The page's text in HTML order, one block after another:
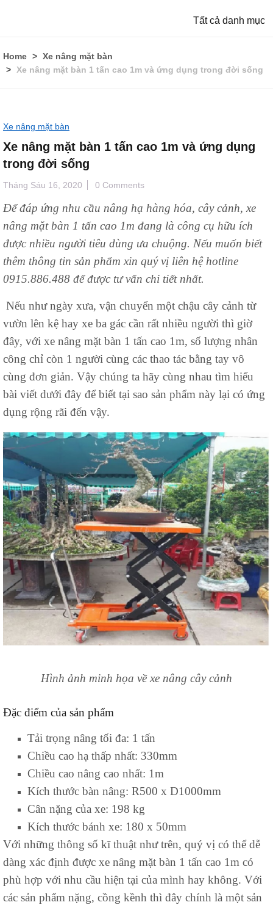
Tất cả danh mục
Home
Xe nâng mặt bàn
Xe nâng mặt bàn 1 tấn cao 1m và ứng dụng trong đời sống
Xe nâng mặt bàn
Xe nâng mặt bàn 1 tấn cao 1m và ứng dụng
trong đời sống
Tháng Sáu 16, 2020 0 Comments
Để đáp ứng nhu cầu nâng hạ hàng hóa, cây cảnh, xe
nâng mặt bàn 1 tấn cao 1m đang là công cụ hữu ích
được nhiều người tiêu dùng ưa chuộng. Nếu muốn biết
thêm thông tin sản phẩm xin quý vị liên hệ hotline
0915.886.488 để được tư vấn chi tiết nhất.
Nếu như ngày xưa, vận chuyển một chậu cây cảnh từ
vườn lên kệ hay xe ba gác cần rất nhiều người thì giờ
đây, với xe nâng mặt bàn 1 tấn cao 1m, số lượng nhân
công chỉ còn 1 người cùng các thao tác bằng tay vô
cùng đơn giản. Vậy chúng ta hãy cùng nhau tìm hiểu
bài viết dưới đây để biết tại sao sản phẩm này lại có ứng
dụng rộng rãi đến vậy.
Hình ảnh minh họa về xe nâng cây cảnh
Đặc điểm của sản phẩm
Tải trọng nâng tối đa: 1 tấn
Chiều cao hạ thấp nhất: 330mm
Chiều cao nâng cao nhất: 1m
Kích thước bàn nâng: R500 x D1000mm
Cân nặng của xe: 198 kg
Kích thước bánh xe: 180 x 50mm
Với những thông số kĩ thuật như trên, quý vị có thể dễ
dàng xác định được xe nâng mặt bàn 1 tấn cao 1m có
phù hợp với nhu cầu hiện tại của mình hay không. Với
các sản phẩm nặng, cồng kềnh thì đây chính là một sản